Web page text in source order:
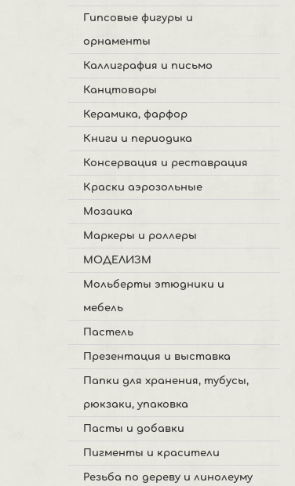
Гипсовые фигуры и
орнаменты
Каллиграфия и письмо
Канцтовары
Керамика, фарфор
Книги и периодика
Консервация и реставрация
Краски аэрозольные
Мозаика
Маркеры и роллеры
МОДЕЛИЗМ
Мольберты этюдники и
мебель
Пастель
Презентация и выставка
Папки для хранения, тубусы,
рюкзаки, упаковка
Пасты и добавки
Пигменты и красители
Резьба по дереву и линолеуму